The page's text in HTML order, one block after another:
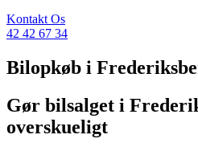
Kontakt Os
42 42 67 34
Bilopkøb i
Gør bilsalget i
overskueligt